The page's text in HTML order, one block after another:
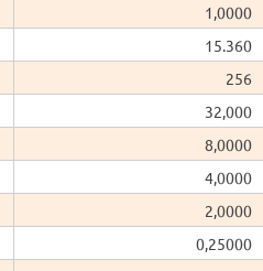
1,0000
15.360
256
32,000
8,0000
4,0000
2,0000
0,25000